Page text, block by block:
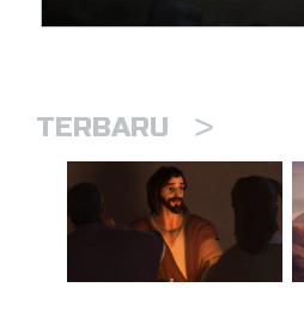
TERBARU >